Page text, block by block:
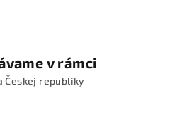
v rámci
Českej republiky